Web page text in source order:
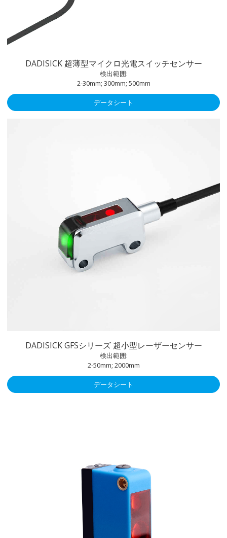
DADISICK 超薄型マイクロ光電スイッチセンサー
検出範囲:
2-30mm; 300mm; 500mm
データシート
DADISICK GFSシリーズ 超小型レーザーセンサー
検出範囲:
2-50mm; 2000mm
データシート